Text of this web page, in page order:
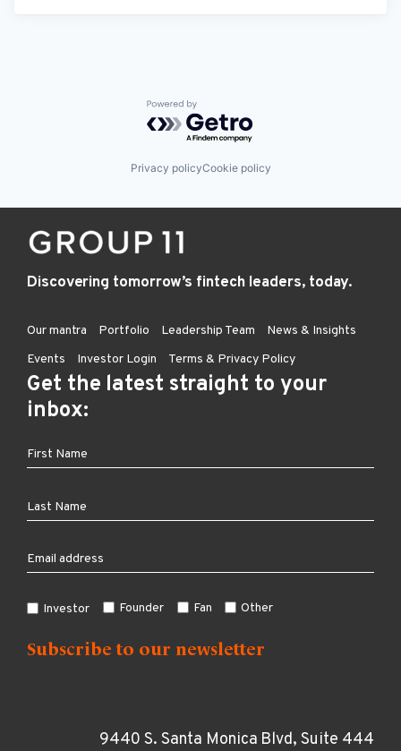
Powered by Getro.com
Privacy policyCookie policy
Discovering tomorrow’s fintech leaders, today.
Our mantra Portfolio Leadership Team
News & Insights
Events
Investor Login Terms & Privacy Policy
Get the latest straight to your
inbox:
Investor Founder Fan Other
9440 S. Santa Monica Blvd, Suite 444